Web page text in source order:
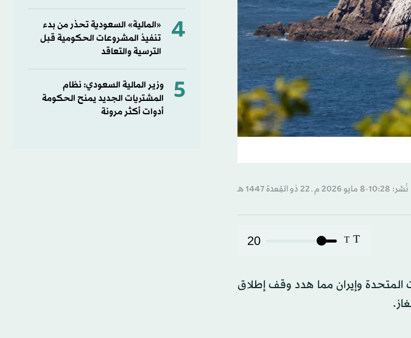
نُشر: 10:28-8 مايو 2026 م ـ 22 ذو القِعدة 1447 هـ
T
T
20
المتحدة وإيران مما هدد وقف إطلاق
4
«المالية» السعودية تحذر من بدء
تنفيذ المشروعات الحكومية قبل
الترسية والتعاقد
5
وزير المالية السعودي: نظام
المشتريات الجديد يمنح الحكومة
أدوات أكثر مرونة